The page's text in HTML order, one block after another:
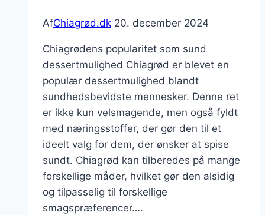
AfChiagrød.dk 20. december 2024
Chiagrødens popularitet som sund
dessertmulighed Chiagrød er blevet en
populær dessertmulighed blandt
sundhedsbevidste mennesker. Denne ret
er ikke kun velsmagende, men også fyldt
med næringsstoffer, der gør den til et
ideelt valg for dem, der ønsker at spise
sundt. Chiagrød kan tilberedes på mange
forskellige måder, hvilket gør den alsidig
og tilpasselig til forskellige
smagspræferencer….